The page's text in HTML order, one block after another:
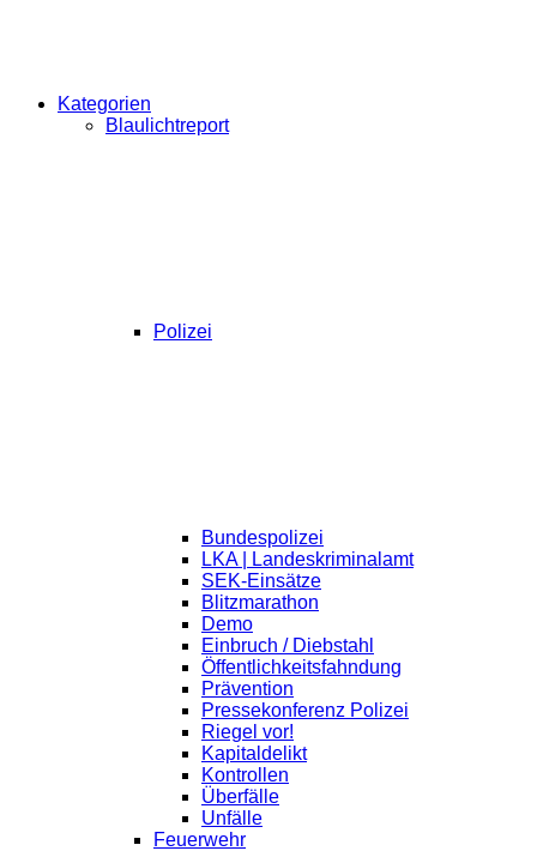
Kategorien
Blaulichtreport
Polizei
Bundespolizei
LKA | Landeskriminalamt
SEK-Einsätze
Blitzmarathon
Demo
Einbruch / Diebstahl
Öffentlichkeitsfahndung
Prävention
Pressekonferenz Polizei
Riegel vor!
Kapitaldelikt
Kontrollen
Überfälle
Unfälle
Feuerwehr